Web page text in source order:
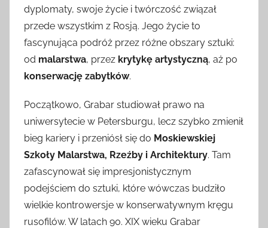
dyplomaty, swoje życie i twórczość związał
przede wszystkim z Rosją. Jego życie to
fascynująca podróż przez różne obszary sztuki:
od malarstwa, przez krytykę artystyczną, aż po
konserwację zabytków.
Początkowo, Grabar studiował prawo na
uniwersytecie w Petersburgu, lecz szybko zmienił
bieg kariery i przeniósł się do Moskiewskiej
Szkoły Malarstwa, Rzeźby i Architektury. Tam
zafascynował się impresjonistycznym
podejściem do sztuki, które wówczas budziło
wielkie kontrowersje w konserwatywnym kręgu
rusofilów. W latach 90. XIX wieku Grabar